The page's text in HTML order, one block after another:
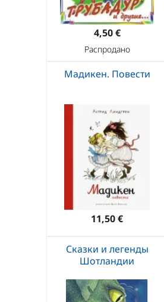
4,50 €
Распродано
Мадикен. Повести
11,50 €
Сказки и легенды
Шотландии